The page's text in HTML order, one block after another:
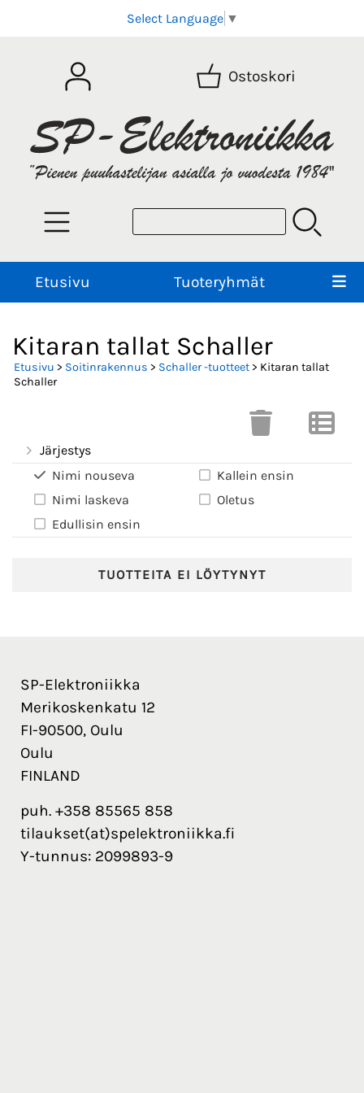
Select Language ▼
Ostoskori
Etusivu Tuoteryhmät
Kitaran tallat Schaller
Etusivu > Soitinrakennus > Schaller -tuotteet> Kitaran tallat
Schaller
Järjestys
Nimi nouseva
Nimi laskeva
Edullisin ensin
Kallein ensin
Oletus
TUOTTEITA EI LÖYTYNYT
SP-Elektroniikka
Merikoskenkatu 12
FI-90500, Oulu
Oulu
FINLAND
puh. +358 85565 858
tilaukset(at)spelektroniikka.fi
Y-tunnus: 2099893-9